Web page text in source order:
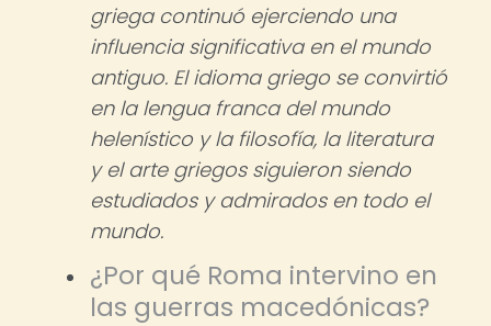
griega continuó ejerciendo una
influencia significativa en el mundo
antiguo. El idioma griego se convirtió
en la lengua franca del mundo
helenístico y la filosofía, la literatura
y el arte griegos siguieron siendo
estudiados y admirados en todo el
mundo.
¿Por qué Roma intervino en
las guerras macedónicas?